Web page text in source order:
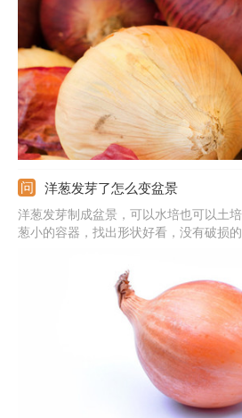
使用大小适中的花盆，填充进去疏松、
小坑，将洋葱栽种到花盆中。
洋葱发芽了怎么变盆景
洋葱发芽制成盆景，可以水培也可以土
葱小的容器，找出形状好看，没有破损
瓶口使根部浸水。也可以土培，准备好
小芽，栽种到土壤中，浇足水分，保证阳